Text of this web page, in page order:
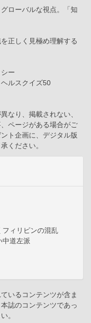
ローバルな視点。「知
正しく見極め理解する
ー
ルスクイズ50
なり、掲載されない、
ページがある場合がご
ト企画に、デジタル版
ください。
ィリピンの混乱
道左派
いるコンテンツが含ま
誌のコンテンツであっ
。